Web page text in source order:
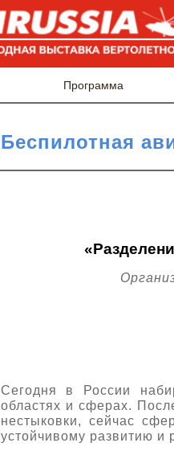
Программа
Беспилотная
Сегодня в России
областях и сферах.
нестыковки, сейчас
устойчивому развитию и